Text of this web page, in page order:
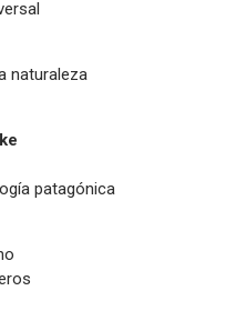
naturaleza
patagónica